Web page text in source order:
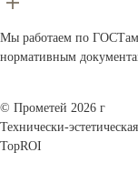
Мы работаем по
нормативным
© Прометей 2026 г
Технически-
TopROI